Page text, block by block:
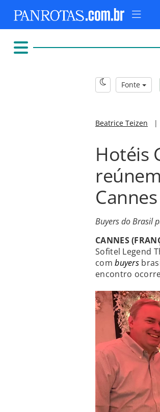
Fonte
Beatrice Teizen |
Hotéis
Cannes
Buyers do Brasil
CANNES
Sofitel Legend
combuyers
encontro